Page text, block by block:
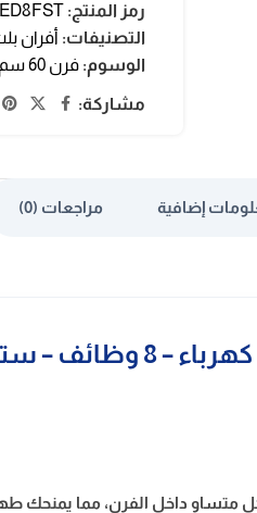
رمز المنتج:
التصنيفات: أفران
الوسوم: فرن 60 سم كهرباء
مشاركة:
إضافية مراجعات (0)
الحرارة بشكل متساوٍ داخل الفرن،